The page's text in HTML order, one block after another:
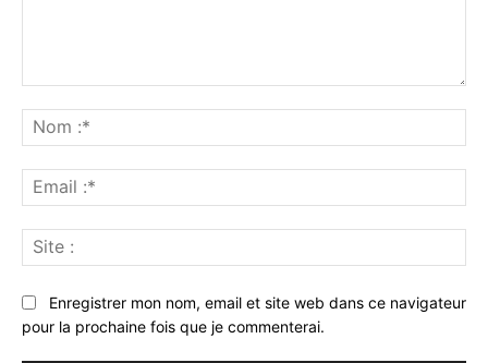
:*
:*
:
Enregistrer mon nom, email et site web dans ce navigateur
pour la prochaine fois que je commenterai.